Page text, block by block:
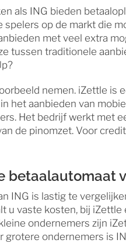
als ING bieden
spelers op de markt die
met veel extra
tussen traditionele
nemen. iZettle is
het aanbieden van
Het bedrijf werkt met
de pinomzet. Voor
betaalautomaat
ING is lastig te
u vaste kosten, bij
ondernemers zijn
grotere ondernemers is